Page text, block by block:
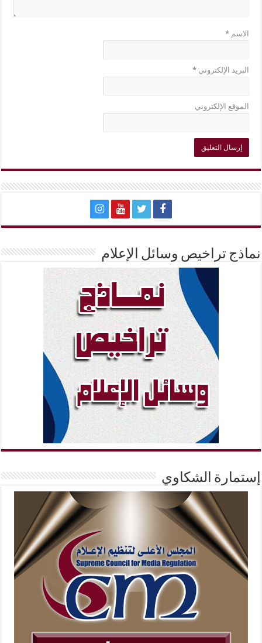
الاسم*
البريد الإلكتروني*
الموقع الإلكتروني
نماذج تراخيص وسائل الإعلام
إستمارة الشكاوي